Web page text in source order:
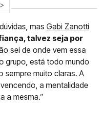
>
mas Gabi Zanotti
talvez seja por
sei de onde vem essa
grupo, está todo mundo
sempre muito claras. A
a mentalidade
a mesma.”